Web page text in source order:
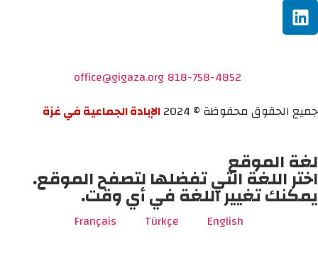
818-758-4852
office@gigaza.org
جميع الحقوق محفوظة © 2024
الإبادة الجماعية في غزة
لغة الموقع
اختر اللغة التي تفضلها لتصفح الموقع.
يمكنك تغيير اللغة في أي وقت.
English
Türkçe
Français